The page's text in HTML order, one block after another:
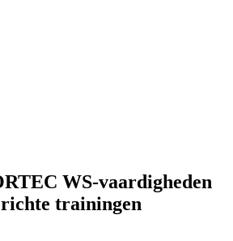
WS-vaardigheden
trainingen